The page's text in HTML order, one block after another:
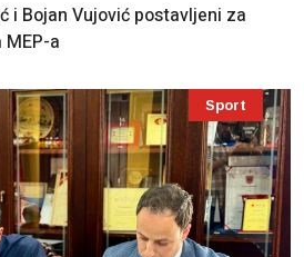
i Bojan Vujović postavljeni za
a
Sport